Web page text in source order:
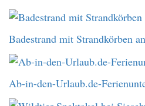
Badestrand mit Strandkörben
Ab-in-den-Urlaub.de-